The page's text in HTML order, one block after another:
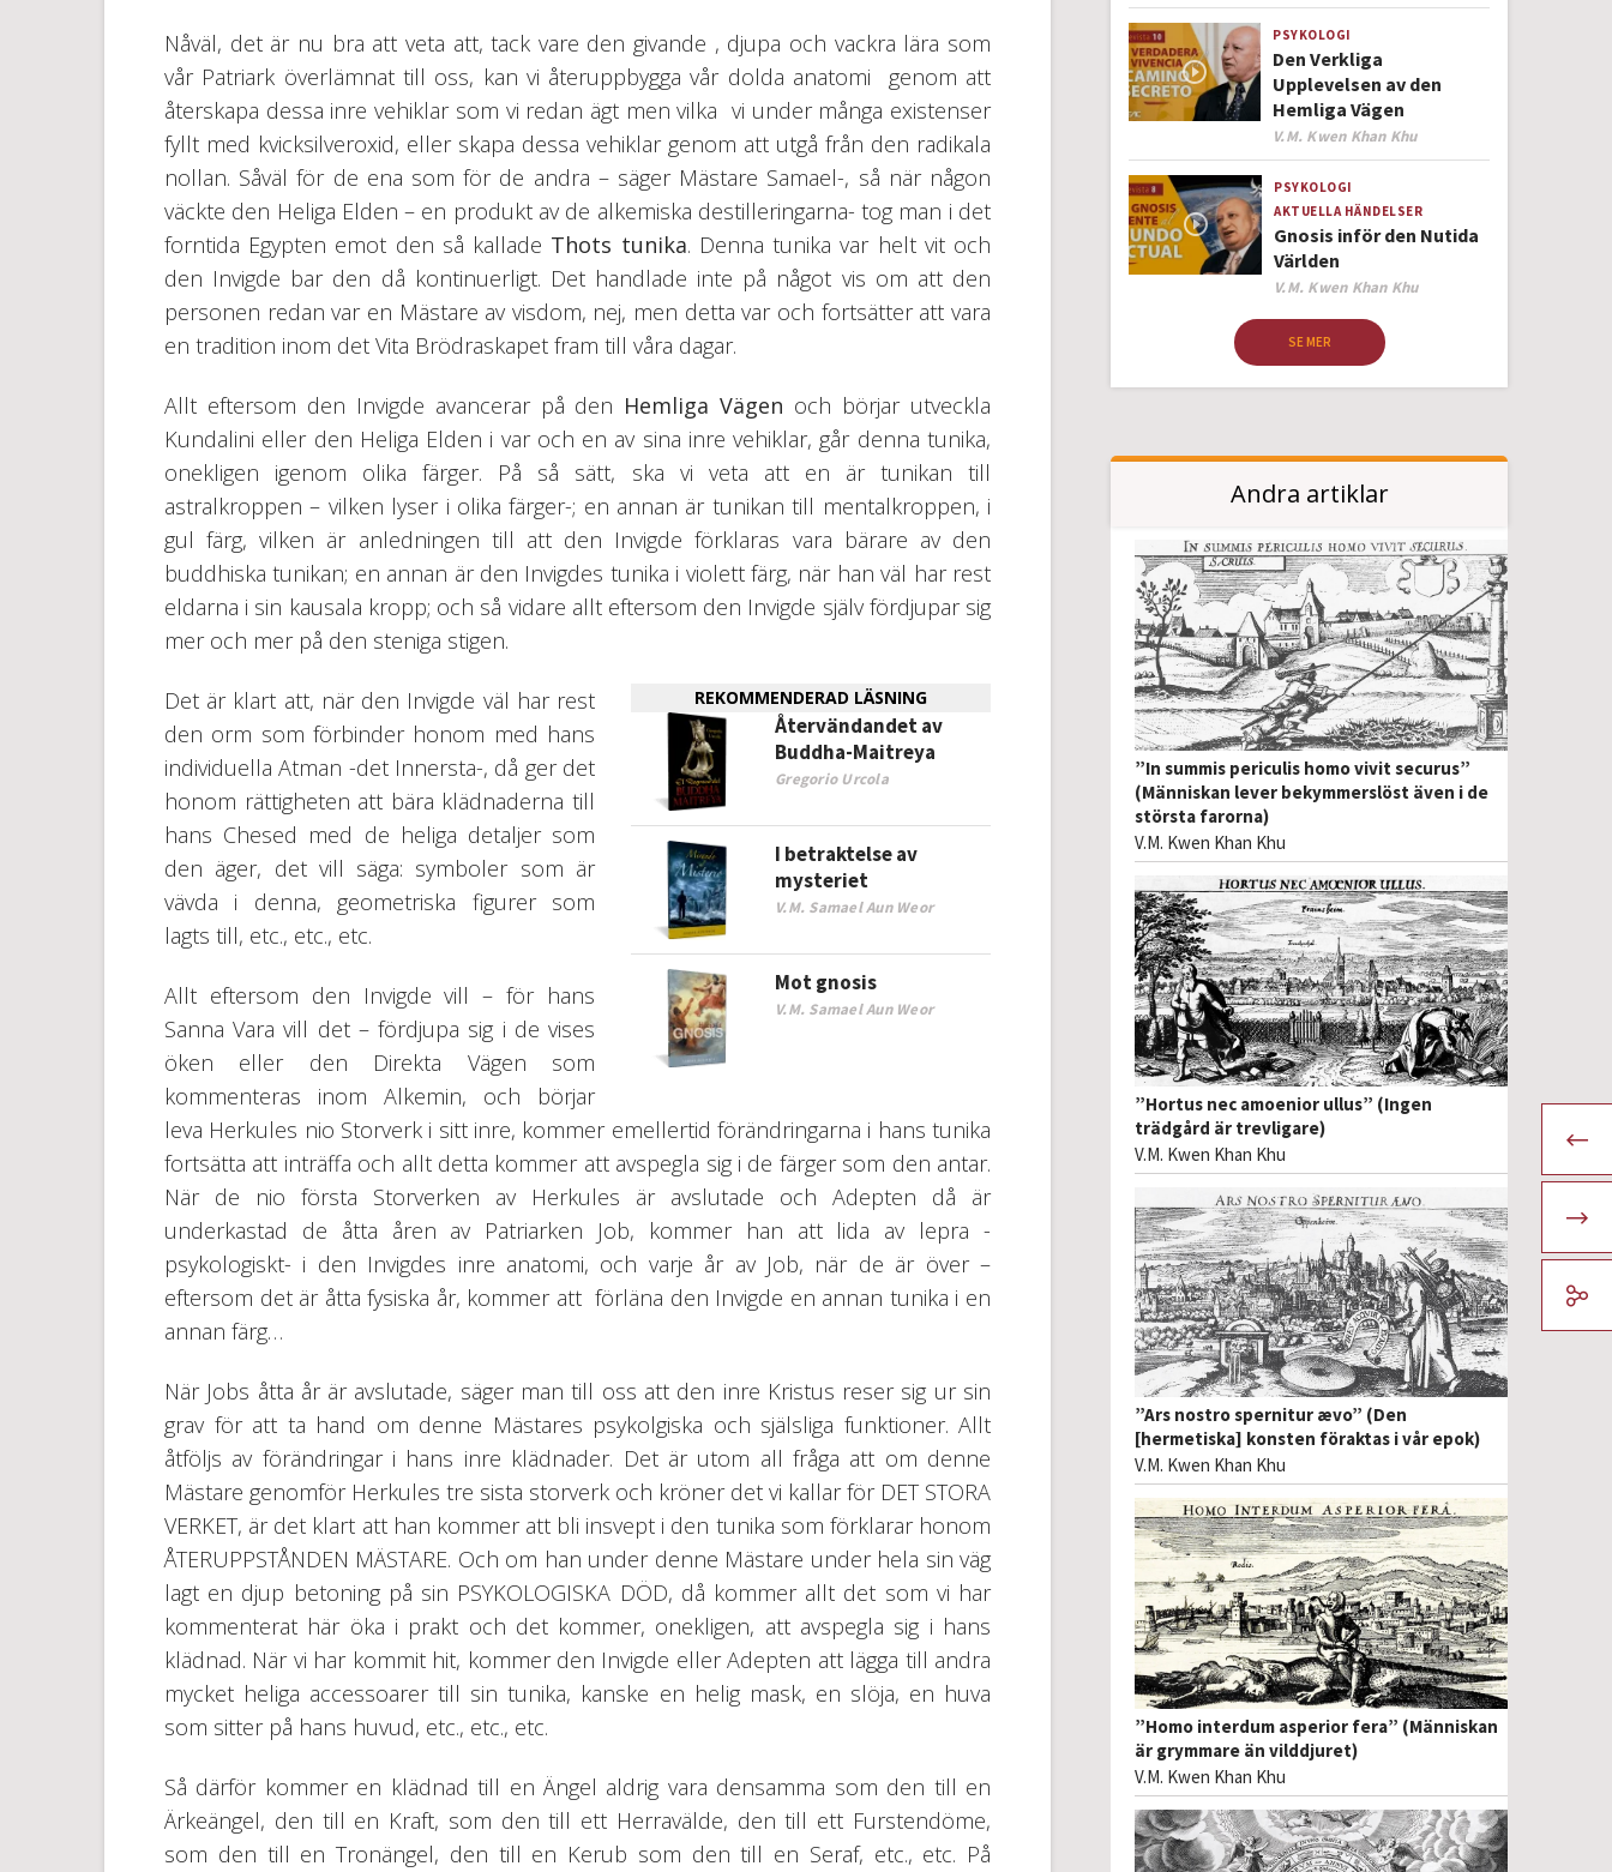
Nåväl, det är nu bra att veta att, tack vare den givande , djupa och vackra lära som
vår Patriark överlämnat till oss, kan vi återuppbygga vår dolda anatomi genom att
återskapa dessa inre vehiklar som vi redan ägt men vilka vi under många existenser
fyllt med kvicksilveroxid, eller skapa dessa vehiklar genom att utgå från den radikala
nollan. Såväl för de ena som för de andra – säger Mästare Samael-, så när någon
väckte den Heliga Elden – en produkt av de alkemiska destilleringarna- tog man i det
forntida Egypten emot den så kallade Thots tunika. Denna tunika var helt vit och
den Invigde bar den då kontinuerligt. Det handlade inte på något vis om att den
personen redan var en Mästare av visdom, nej, men detta var och fortsätter att vara
en tradition inom det Vita Brödraskapet fram till våra dagar.
Allt eftersom den Invigde avancerar på den Hemliga Vägen och börjar utveckla
Kundalini eller den Heliga Elden i var och en av sina inre vehiklar, går denna tunika,
onekligen igenom olika färger. På så sätt, ska vi veta att en är tunikan till
astralkroppen – vilken lyser i olika färger-; en annan är tunikan till mentalkroppen, i
gul färg, vilken är anledningen till att den Invigde förklaras vara bärare av den
buddhiska tunikan; en annan är den Invigdes tunika i violett färg, när han väl har rest
eldarna i sin kausala kropp; och så vidare allt eftersom den Invigde själv fördjupar sig
mer och mer på den steniga stigen.
REKOMMENDERAD LÄSNING
Återvändandet av
Buddha-Maitreya
Gregorio Urcola
I betraktelse av
mysteriet
V.M. Samael Aun Weor
Mot gnosis
V.M. Samael Aun Weor
Det är klart att, när den Invigde väl har rest
den orm som förbinder honom med hans
individuella Atman -det Innersta-, då ger det
honom rättigheten att bära klädnaderna till
hans Chesed med de heliga detaljer som
den äger, det vill säga: symboler som är
vävda i denna, geometriska figurer som
lagts till, etc., etc., etc.
Allt eftersom den Invigde vill – för hans
Sanna Vara vill det – fördjupa sig i de vises
öken eller den Direkta Vägen som
kommenteras inom Alkemin, och börjar
leva Herkules nio Storverk i sitt inre, kommer emellertid förändringarna i hans tunika
fortsätta att inträffa och allt detta kommer att avspegla sig i de färger som den antar.
När de nio första Storverken av Herkules är avslutade och Adepten då är
underkastad de åtta åren av Patriarken Job, kommer han att lida av lepra -
psykologiskt- i den Invigdes inre anatomi, och varje år av Job, när de är över –
eftersom det är åtta fysiska år, kommer att förläna den Invigde en annan tunika i en
annan färg…
När Jobs åtta år är avslutade, säger man till oss att den inre Kristus reser sig ur sin
grav för att ta hand om denne Mästares psykolgiska och själsliga funktioner. Allt
åtföljs av förändringar i hans inre klädnader. Det är utom all fråga att om denne
Mästare genomför Herkules tre sista storverk och kröner det vi kallar för DET STORA
VERKET, är det klart att han kommer att bli insvept i den tunika som förklarar honom
ÅTERUPPSTÅNDEN MÄSTARE. Och om han under denne Mästare under hela sin väg
lagt en djup betoning på sin PSYKOLOGISKA DÖD, då kommer allt det som vi har
kommenterat här öka i prakt och det kommer, onekligen, att avspegla sig i hans
klädnad. När vi har kommit hit, kommer den Invigde eller Adepten att lägga till andra
mycket heliga accessoarer till sin tunika, kanske en helig mask, en slöja, en huva
som sitter på hans huvud, etc., etc., etc.
Så därför kommer en klädnad till en Ängel aldrig vara densamma som den till en
Ärkeängel, den till en Kraft, som den till ett Herravälde, den till ett Furstendöme,
som den till en Tronängel, den till en Kerub som den till en Seraf, etc., etc. På
PSYKOLOGI
Den Verkliga
Upplevelsen av den
Hemliga Vägen
Author
V.M. Kwen Khan Khu
PSYKOLOGI
AKTUELLA HÄNDELSER
Gnosis inför den Nutida
Världen
Author
V.M. Kwen Khan Khu
SE MER
Andra artiklar
”In summis periculis homo vivit securus”
(Människan lever bekymmerslöst även i de
största farorna)
V.M. Kwen Khan Khu
”Hortus nec amoenior ullus” (Ingen
trädgård är trevligare)
V.M. Kwen Khan Khu
”Ars nostro spernitur ævo” (Den
[hermetiska] konsten föraktas i vår epok)
V.M. Kwen Khan Khu
”Homo interdum asperior fera” (Människan
är grymmare än vilddjuret)
V.M. Kwen Khan Khu